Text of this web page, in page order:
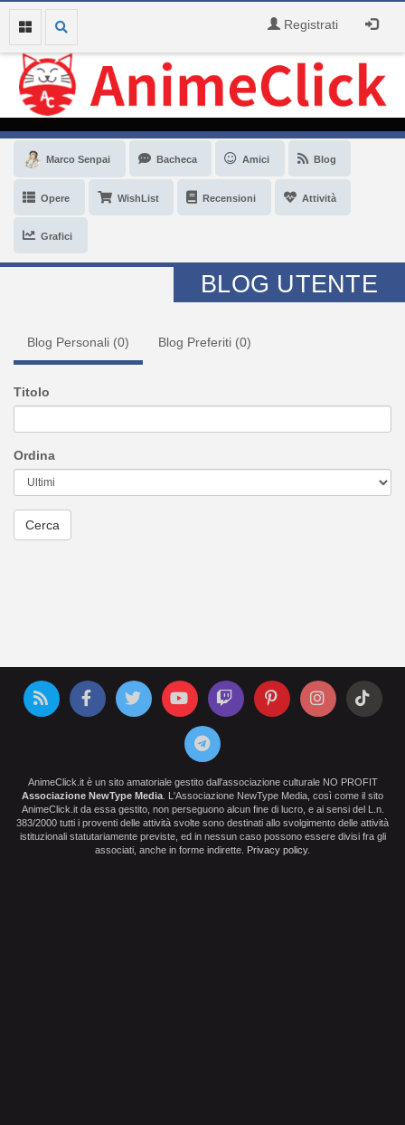
Registrati
Marco Senpai Bacheca Amici Blog
Opere WishList Recensioni Attività
Grafici
BLOG UTENTE
Blog Personali (0) Blog Preferiti (0)
Titolo
Ordina
AnimeClick.it è un sito amatoriale gestito dall'associazione culturale NO PROFIT
Associazione NewType Media . L'Associazione NewType Media, così come il sito
AnimeClick.it da essa gestito, non perseguono alcun fine di lucro, e ai sensi del L.n.
383/2000 tutti i proventi delle attività svolte sono destinati allo svolgimento delle attività
istituzionali statutariamente previste, ed in nessun caso possono essere divisi fra gli
associati, anche in forme indirette. Privacy policy.